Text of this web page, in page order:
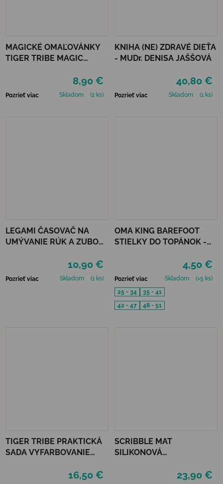
MAGICKÉ OMAĽOVÁNKY
TIGER TRIBE MAGIC
8,90 €
Pozrieť viac Skladom (2 ks)
KNIHA (NE) ZDRAVÉ DIEŤA
- MUDr. DENISA JAŠŠOVÁ
40,80 €
Pozrieť viac Skladom (1 ks)
LEGAMI ČASOVAČ NA
UMÝVANIE RÚK A ZUBOV
10,90 €
Pozrieť viac Skladom (1 ks)
OMA KING BAREFOOT
STIELKY DO TOPÁNOK -
4,50 €
Pozrieť viac Skladom
(>5 ks)
25 - 34
35 - 41
42 - 47
48 - 51
TIGER TRIBE PRAKTICKÁ
SADA VYFARBOVANIE
16,50 €
SCRIBBLE MAT
SILIKONOVÁ
23,90 €